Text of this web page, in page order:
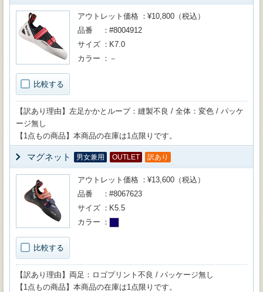
比較する
アウトレット価格
¥10,800（税込）
品番
#8004912
サイズ
K7.0
カラー
－
【訳あり理由】左足かかとループ：縫製不良 / 全体：変色 / パッケ
ージ無し
【1点もの商品】本商品の在庫は1点限りです。
マグネット 男女兼用 OUTLET 訳あり
比較する
アウトレット価格
¥13,600（税込）
品番
#8067623
サイズ
K5.5
カラー
【訳あり理由】両足：ロゴプリント不良 / パッケージ無し
【1点もの商品】本商品の在庫は1点限りです。